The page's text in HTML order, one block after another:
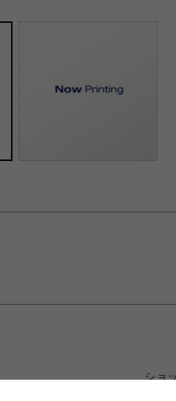
ショ